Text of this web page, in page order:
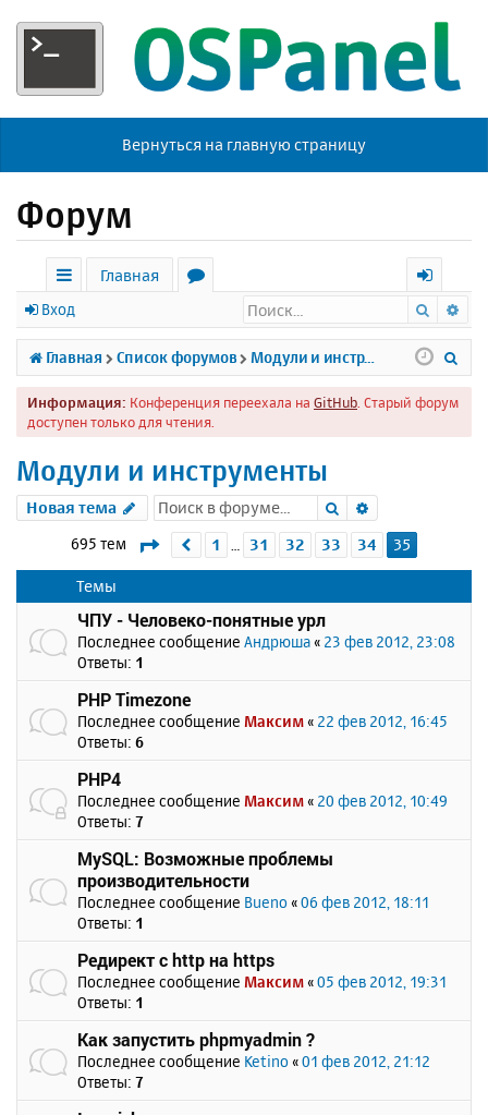
Вернуться на главную страницу
Форум
с
ы
л
к
Главная
р
у
м
х
о
д
Вход Поиск
Главная Список форумов Модули и инструменты
Информация: Конференция переехала на GitHub . Старый форум
доступен только для чтения.
Модули и инструменты
Новая тема Поиск
695 тем Страница 35из 35
Пред.
1 31 32 33 34
35
Темы
ЧПУ - Человеко-понятные урл
Последнее сообщение Андрюша « 23 фев 2012, 23:08
Ответы: 1
PHP Timezone
Последнее сообщение Максим « 22 фев 2012, 16:45
Ответы: 6
PHP4
Последнее сообщение Максим « 20 фев 2012, 10:49
Ответы: 7
MySQL: Возможные проблемы
производительности
Последнее сообщение Bueno «06 фев 2012, 18:11
Ответы: 1
Редирект с http на https
Последнее сообщение Максим «05 фев 2012, 19:31
Ответы: 1
Как запустить phpmyadmin ?
Последнее сообщение Ketino «01 фев 2012, 21:12
Ответы: 7